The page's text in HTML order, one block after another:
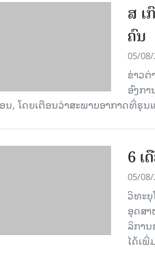
ສ ເ
ຄົນ
05/08/
ຂ່າວ
ອົງກ
ນ, ໂດຍເຕືອນວ່າສະພາບອາກາດທີ່ຮຸນ
6 ເ
05/08/
ວິທະຍຸ
ອຸດສ
ລິກາ
ໄດ້ເພີ່